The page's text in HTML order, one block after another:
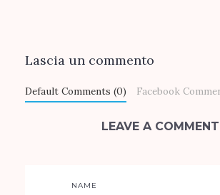
Lascia un commento
Default Comments (0) Facebook
LEAVE A COMMENT
NAME